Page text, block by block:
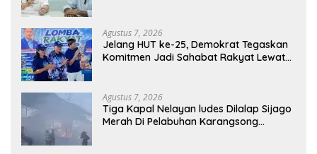
Agustus 7, 2026
Jelang HUT ke-25, Demokrat Tegaskan
Komitmen Jadi Sahabat Rakyat Lewat
Agustus 7, 2026
Tiga Kapal Nelayan ludes Dilalap Sijago
Merah Di Pelabuhan Karangsong